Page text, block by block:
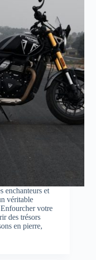
enchanteurs et
véritable
votre
des trésors
en pierre,